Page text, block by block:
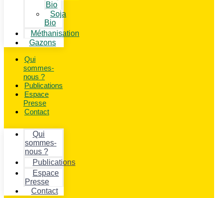
Bio
Soja
Bio
Méthanisation
Gazons
Qui
sommes-
nous ?
Publications
Espace
Presse
Contact
Qui
sommes-
nous ?
Publications
Espace
Presse
Contact